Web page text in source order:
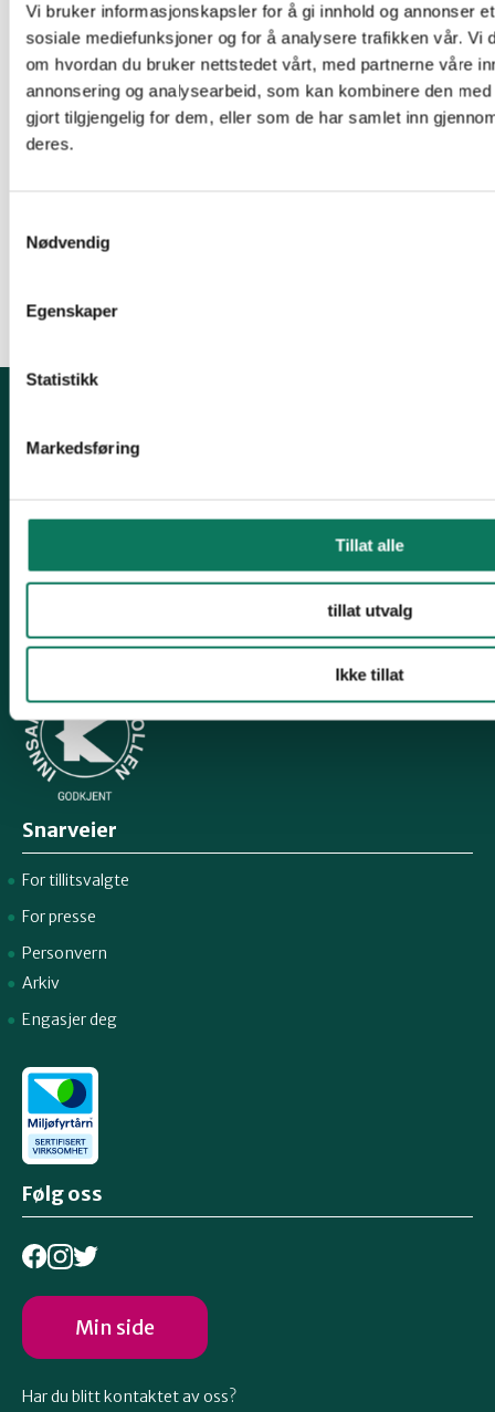
Vi bruker informasjonskapsler for å gi innhold og annonser
sosiale mediefunksjoner og for å analysere trafikken vår. Vi
om hvordan du bruker nettstedet vårt, med partnerne våre
annonsering og analysearbeid, som kan kombinere den
gjort tilgjengelig for dem, eller som de har samlet inn
deres.
Nødvendig
Egenskaper
Statistikk
Markedsføring
Tillat alle
tillat utvalg
Ikke tillat
høyrisikoarter er fremdeles meget stor fordi
mange allerede har etablert seg i naturen.
Innsatsen for å fjerne uønska arter må derfor
intensiveres betydelig om vi skal greie å redusere
de økologiske og økonomiske tapene. Dette må
de høyrisikoarter som stadig er tillatt i dagens
E-post:naturvern@naturvernforbundet.no
Vipps: 13042
Snarveier
For tillitsvalgte
For presse
Personvern
Arkiv
Engasjer deg
Følg oss
Min side
Har du blitt kontaktet av oss?